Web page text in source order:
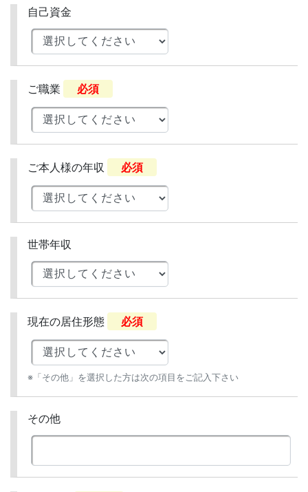
自己資金
ご職業 必須
ご本人様の年収 必須
世帯年収
現在の居住形態 必須
※「その他」を選択した方は次の項目をご記入下さい
その他